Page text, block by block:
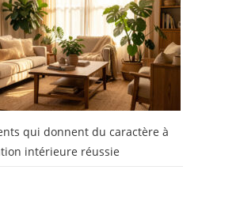
qui donnent du caractère à
intérieure réussie